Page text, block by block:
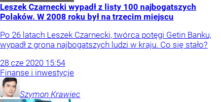
Leszek Czarnecki wypadł z listy 100 najbogatszych
Polaków. W 2008 roku był na trzecim miejscu
Po 26 latach Leszek Czarnecki, twórca potęgi Getin Banku,
wypadł z grona najbogatszych ludzi w kraju. Co się stało?
28 cze 2020 15:54
Finanse i inwestycje
Szymon Krawiec